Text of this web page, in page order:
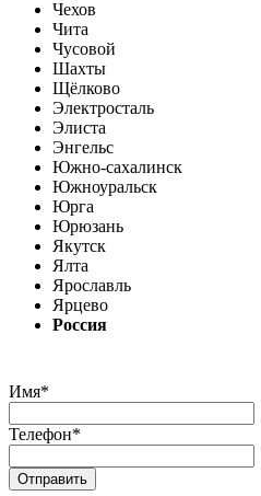
Чехов
Чита
Чусовой
Шахты
Щёлково
Электросталь
Элиста
Энгельс
Южно-сахалинск
Южноуральск
Юрга
Юрюзань
Якутск
Ялта
Ярославль
Ярцево
Россия
Имя*
Телефон*